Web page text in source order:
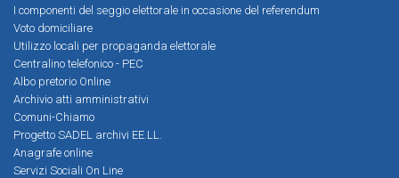
I componenti del seggio elettorale in occasione del referendum
Voto domiciliare
Utilizzo locali per propaganda elettorale
Centralino telefonico - PEC
Albo pretorio Online
Archivio atti amministrativi
Comuni-Chiamo
Progetto SADEL archivi EE.LL.
Anagrafe online
Servizi Sociali On Line